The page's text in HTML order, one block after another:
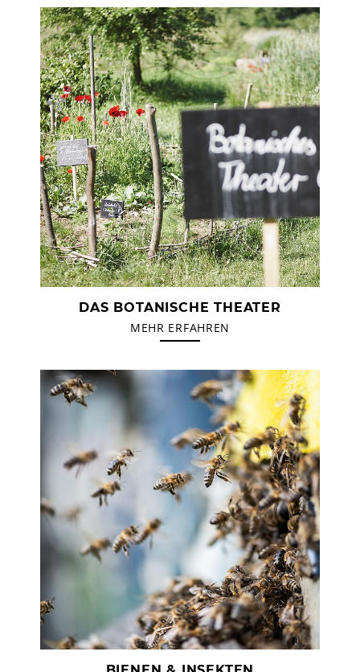
DAS BOTANISCHE THEATER
MEHR ERFAHREN